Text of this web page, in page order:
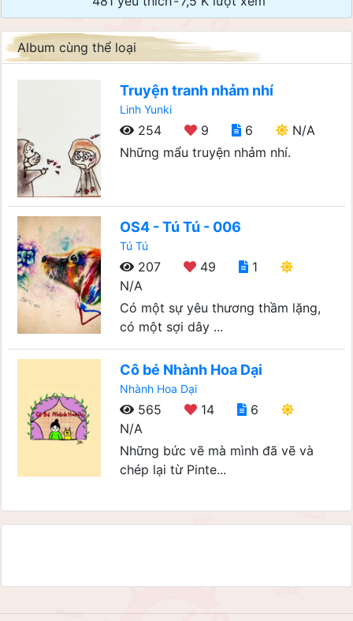
Album cùng thể loại
Truyện tranh nhảm nhí
Linh Yunki
254 9 6
N/A
Những mẩu truyện nhảm nhí.
OS4 - Tú Tú - 006
Tú Tú
207 49
1
N/A
Có một sự yêu thương thầm lặng,
có một sợi dây ...
Cô bé Nhành Hoa Dại
Nhành Hoa Dại
565 14
6
N/A
Những bức vẽ mà mình đã vẽ và
chép lại từ Pinte...